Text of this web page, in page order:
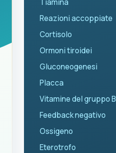
Reazioni accoppiate
Cortisolo
Ormoni tiroidei
Gluconeogenesi
Placca
Vitamine del gruppo B
Feedback negativo
Ossigeno
Eterotrofo